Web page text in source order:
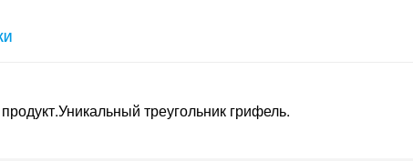
треугольник грифель.